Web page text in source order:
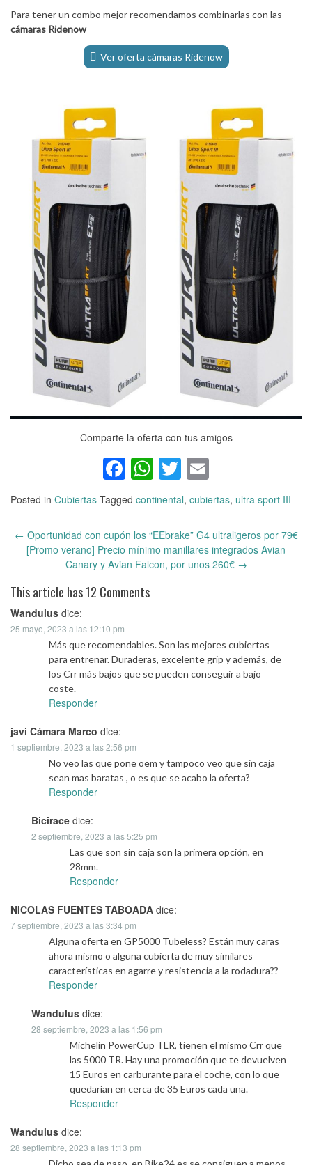
Para tener un combo mejor recomendamos combinarlas con las
cámaras Ridenow
Ver oferta cámaras Ridenow
Comparte la oferta con tus amigos
Facebook
WhatsApp
Twitter
Posted in Cubiertas Tagged continental, cubiertas, ultra sport III
Post
← Oportunidad con cupón los “EEbrake” G4 ultraligeros por 79€
[Promo verano] Precio mínimo manillares integrados Avian
Canary y Avian Falcon, por unos 260€ →
This article has 12 Comments
Wandulus dice:
25 mayo, 2023 a las 12:10 pm
Más que recomendables. Son las mejores cubiertas
para entrenar. Duraderas, excelente grip y además, de
los Crr más bajos que se pueden conseguir a bajo
coste.
Responder
javi Cámara Marco dice:
1 septiembre, 2023 a las 2:56 pm
No veo las que pone oem y tampoco veo que sin caja
sean mas baratas , o es que se acabo la oferta?
Responder
Bicirace dice:
2 septiembre, 2023 a las 5:25 pm
Las que son sin caja son la primera opción, en
28mm.
Responder
NICOLAS FUENTES TABOADA dice:
7 septiembre, 2023 a las 3:34 pm
Alguna oferta en GP5000 Tubeless? Están muy caras
ahora mismo o alguna cubierta de muy similares
características en agarre y resistencia a la rodadura??
Responder
Wandulus dice:
28 septiembre, 2023 a las 1:56 pm
Michelin PowerCup TLR, tienen el mismo Crr que
las 5000 TR. Hay una promoción que te devuelven
15 Euros en carburante para el coche, con lo que
quedarían en cerca de 35 Euros cada una.
Responder
Wandulus dice:
28 septiembre, 2023 a las 1:13 pm